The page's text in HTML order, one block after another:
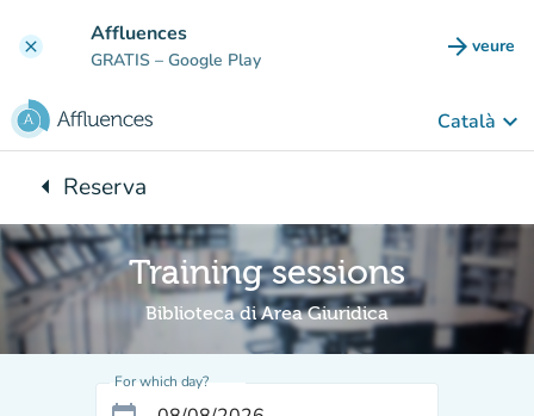
clear Affluences
GRATIS – Google Play arrow_forward veure
(new
Català keyboard_arrow_down
arrow_leftBack to:
Reserva
Training sessions
Biblioteca di Area Giuridica
For which day?